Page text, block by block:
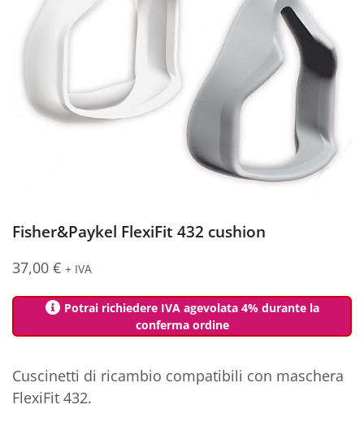
Fisher&Paykel FlexiFit 432 cushion
37,00 € + IVA
Potrai richiedere IVA agevolata 4% durante la
conferma ordine
Cuscinetti di ricambio compatibili con maschera
FlexiFit 432.